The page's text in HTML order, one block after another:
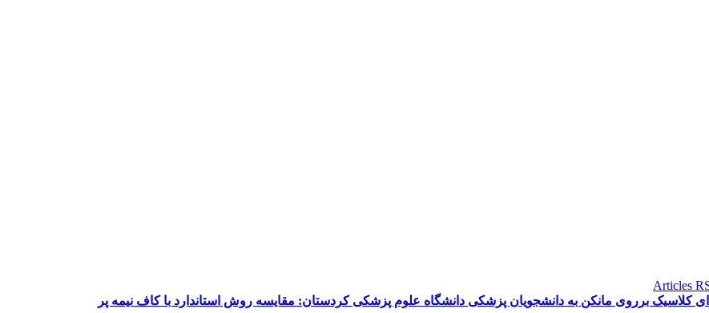
کلاسیک برروی مانکن به دانشجویان پزشکی دانشگاه علوم پزشکی کردستان: مقایسه روش استاندارد با کاف نیمه پر